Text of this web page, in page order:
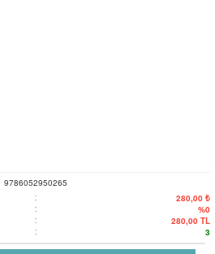
9786052950265
: 280,00 ₺
: %0
: 280,00 TL
: 3